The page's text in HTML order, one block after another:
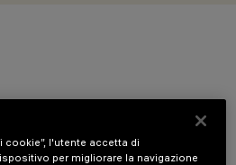
cookie”, l'utente accetta di
per migliorare la navigazione